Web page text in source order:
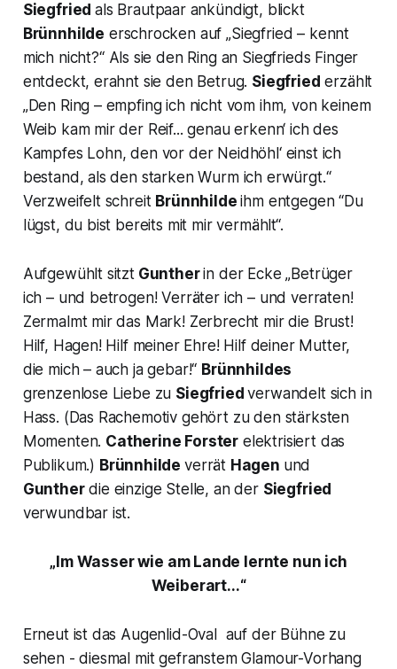
Siegfried als Brautpaar ankündigt, blickt
Brünnhilde erschrocken auf„Siegfried – kennt
mich nicht?“Als sie den Ring an Siegfrieds Finger
entdeckt, erahnt sie den Betrug. Siegfried erzählt
„Den Ring – empfing ich nicht vom ihm, von keinem
Weib kam mir der Reif... genau erkenn‘ ich des
Kampfes Lohn, den vor der Neidhöhl‘ einst ich
bestand, als den starken Wurm ich erwürgt.“
Verzweifelt schreit Brünnhildeihm entgegen“Du
lügst, du bist bereits mit mir vermählt“.
Aufgewühlt sitzt Guntherin der Ecke„Betrüger
ich – und betrogen! Verräter ich – und verraten!
Zermalmt mir das Mark! Zerbrecht mir die Brust!
Hilf, Hagen! Hilf meiner Ehre! Hilf deiner Mutter,
die mich – auch ja gebar!“ Brünnhildes
grenzenlose Liebe zu Siegfried verwandelt sich in
Hass. (Das Rachemotiv gehört zu den stärksten
Momenten. Catherine Forster elektrisiert das
Publikum.) Brünnhilde verrät Hagen und
Guntherdie einzige Stelle, an der Siegfried
verwundbar ist.
„ Im Wasser wie am Lande lernte nun ich
Weiberart...“
Erneut ist das Augenlid-Oval auf der Bühne zu
sehen - diesmal mit gefranstem Glamour-Vorhang